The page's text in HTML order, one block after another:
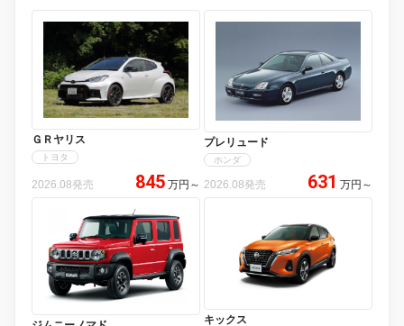
ＧＲヤリス
トヨタ
2026.08発売 845 万円 ～
プレリュード
ホンダ
2026.08発売 631 万円 ～
キックス